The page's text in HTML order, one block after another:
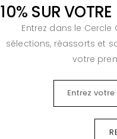
10% SUR VOTRE
Entrez dans le Cercle
sélections, réassorts et
votre